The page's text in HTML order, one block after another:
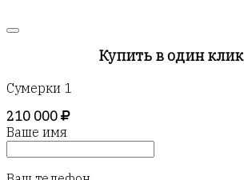
Купить в один клик
Сумерки 1
210 000
Ваше имя